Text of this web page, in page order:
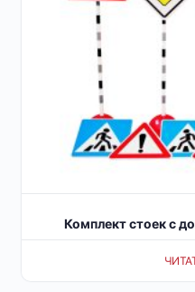
Комплект стоек с